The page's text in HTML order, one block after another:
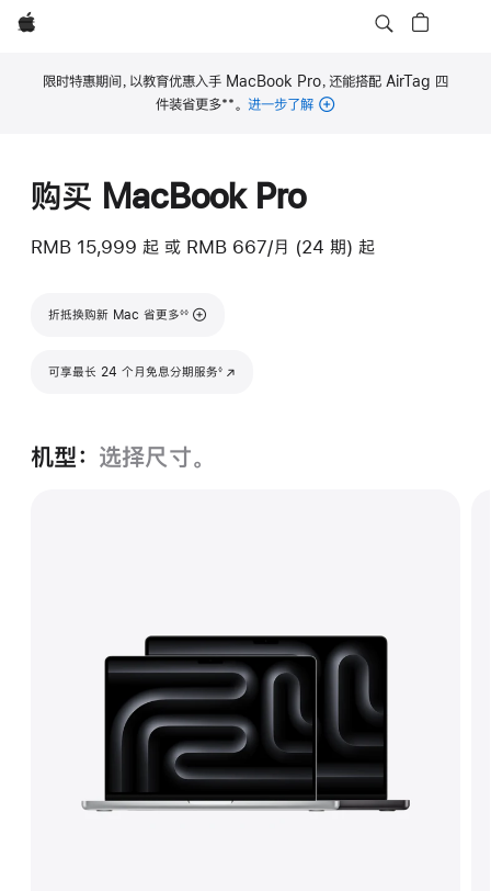
Apple
限时特惠期间，以教育优惠入手 MacBook Pro，还能搭配 AirTag 四
件装省更多**。进一步了解
购买 MacBook Pro
RMB 15,999 起 或 RMB 667/月 (24 期) 起
折抵换购新 Mac 省更多
脚注
◊◊
可享最长 24 个月免息分期服务
(在新窗口中打开) ◊
机型： 选择尺寸。